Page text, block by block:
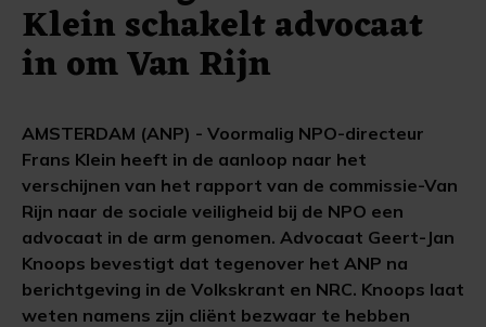
Klein schakelt advocaat
in om Van Rijn
AMSTERDAM (ANP) - Voormalig NPO-directeur
Frans Klein heeft in de aanloop naar het
verschijnen van het rapport van de commissie-Van
Rijn naar de sociale veiligheid bij de NPO een
advocaat in de arm genomen. Advocaat Geert-Jan
Knoops bevestigt dat tegenover het ANP na
berichtgeving in de Volkskrant en NRC. Knoops laat
weten namens zijn cliënt bezwaar te hebben